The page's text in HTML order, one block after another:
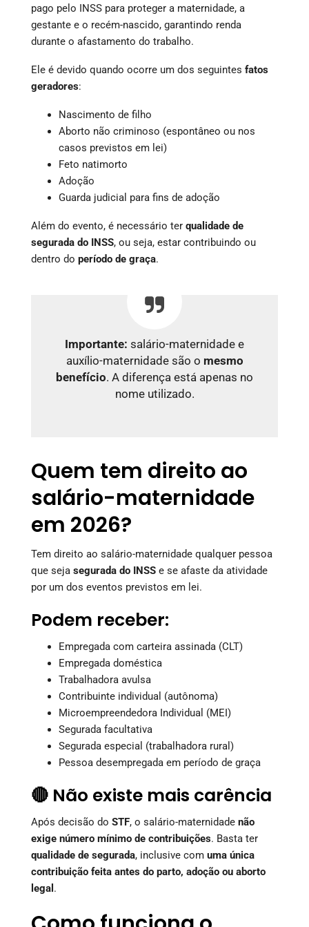
pago pelo INSS para proteger a maternidade, a
gestante e o recém-nascido, garantindo renda
durante o afastamento do trabalho.
Ele é devido quando ocorre um dos seguintes fatos
geradores:
Nascimento de filho
Aborto não criminoso (espontâneo ou nos
casos previstos em lei)
Feto natimorto
Adoção
Guarda judicial para fins de adoção
Além do evento, é necessário ter qualidade de
segurada do INSS, ou seja, estar contribuindo ou
dentro do período de graça.
Importante: salário-maternidade e
auxílio-maternidade são o mesmo
benefício. A diferença está apenas no
nome utilizado.
Quem tem direito ao
salário-maternidade
em 2026?
Tem direito ao salário-maternidade qualquer pessoa
que seja segurada do INSS e se afaste da atividade
por um dos eventos previstos em lei.
Podem receber:
Empregada com carteira assinada (CLT)
Empregada doméstica
Trabalhadora avulsa
Contribuinte individual (autônoma)
Microempreendedora Individual (MEI)
Segurada facultativa
Segurada especial (trabalhadora rural)
Pessoa desempregada em período de graça
🔴 Não existe mais carência
Após decisão do STF, o salário-maternidade não
exige número mínimo de contribuições. Basta ter
qualidade de segurada, inclusive com uma única
contribuição feita antes do parto, adoção ou aborto
legal .